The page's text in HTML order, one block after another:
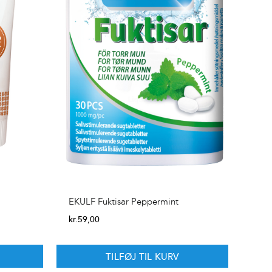
EKULF Fuktisar Peppermint
kr.59,00
TILFØJ TIL KURV